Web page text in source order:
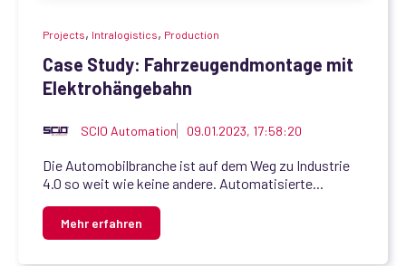
Projects, Intralogistics, Production
Case Study: Fahrzeugendmontage mit
Elektrohängebahn
SCIO Automation 09.01.2023, 17:58:20
Die Automobilbranche ist auf dem Weg zu Industrie
4.0 so weit wie keine andere. Automatisierte...
Mehr erfahren